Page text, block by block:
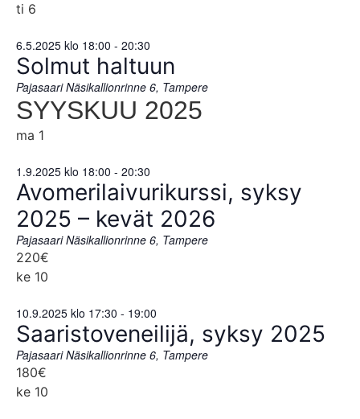
ti 6
6.5.2025 klo 18:00 - 20:30
Solmut haltuun
PajasaariNäsikallionrinne 6, Tampere
SYYSKUU 2025
ma 1
1.9.2025 klo 18:00 - 20:30
Avomerilaivurikurssi, syksy
2025 – kevät 2026
PajasaariNäsikallionrinne 6, Tampere
220€
ke 10
10.9.2025 klo 17:30 - 19:00
Saaristoveneilijä, syksy 2025
PajasaariNäsikallionrinne 6, Tampere
180€
ke 10